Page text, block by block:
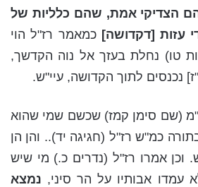
הצדיקי אמת, שהם כלליות של
עזות [דקדושה] כמאמר רז"ל הוי
טו) נחלת בעזך אל נוה הקדשך,
נכנסים לתוך הקדושה, עיי"ש.
(שם סימן קמז) שכשם שמי שהוא
כמ"ש רז"ל (חגיגה יד).. והן הן
וכן אמרו רז"ל (נדרים כ.) מי שיש
עמדו אבותיו על הר סיני, נמצא